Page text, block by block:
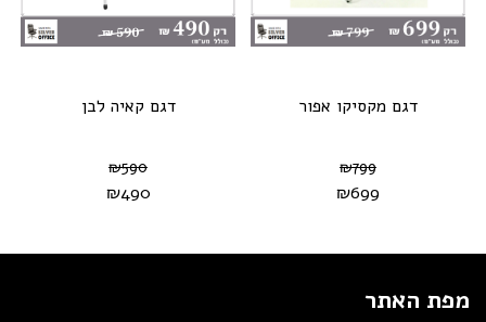
דגם מקסיקו אפור
₪799
₪699
דגם קאיה לבן
₪590
₪490
מפת האתר